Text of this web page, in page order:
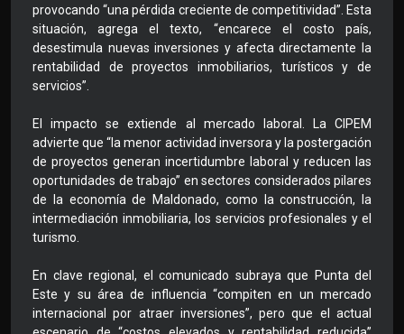
provocando “una pérdida creciente de competitividad”. Esta
situación, agrega el texto, “encarece el costo país,
desestimula nuevas inversiones y afecta directamente la
rentabilidad de proyectos inmobiliarios, turísticos y de
servicios”.
El impacto se extiende al mercado laboral. La CIPEM
advierte que “la menor actividad inversora y la postergación
de proyectos generan incertidumbre laboral y reducen las
oportunidades de trabajo” en sectores considerados pilares
de la economía de Maldonado, como la construcción, la
intermediación inmobiliaria, los servicios profesionales y el
turismo.
En clave regional, el comunicado subraya que Punta del
Este y su área de influencia “compiten en un mercado
internacional por atraer inversiones”, pero que el actual